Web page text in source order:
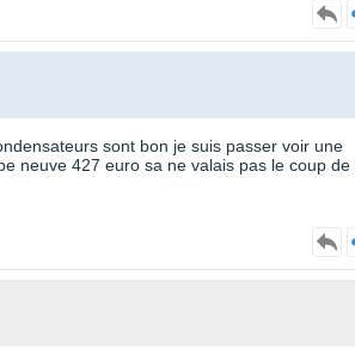
sont bon je suis passer voir une
neuve 427 euro sa ne valais pas le coup de